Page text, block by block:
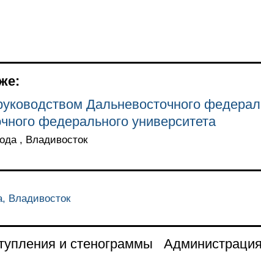
Дальневосточного
федерального университета
, Владивосток
Владивосток
и стенограммы
Администрация